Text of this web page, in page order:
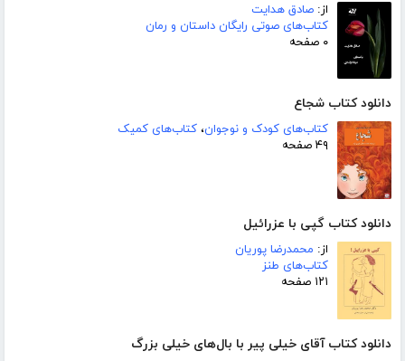
از: صادق هدایت
کتاب‌های صوتی رایگان داستان و رمان
۰ صفحه
دانلود کتاب شجاع
کتاب‌های کودک و نوجوان، کتاب‌های کمیک
۴۹ صفحه
دانلود کتاب گپی با عزرائیل
از: محمدرضا پوریان
کتاب‌های طنز
۱۲۱ صفحه
دانلود کتاب آقای خیلی پیر با بال‌‌های خیلی بزرگ